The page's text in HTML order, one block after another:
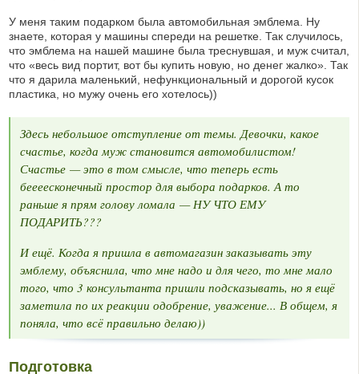
У меня таким подарком была автомобильная эмблема. Ну
знаете, которая у машины спереди на решетке. Так случилось,
что эмблема на нашей машине была треснувшая, и муж считал,
что «весь вид портит, вот бы купить новую, но денег жалко». Так
что я дарила маленький, нефункциональный и дорогой кусок
пластика, но мужу очень его хотелось))
Здесь небольшое отступление от темы. Девочки, какое
счастье, когда муж становится автомобилистом!
Счастье — это в том смысле, что теперь есть
беееесконечный простор для выбора подарков. А то
раньше я прям голову ломала — НУ ЧТО ЕМУ
ПОДАРИТЬ???
И ещё. Когда я пришла в автомагазин заказывать эту
эмблему, объяснила, что мне надо и для чего, то мне мало
того, что 3 консультанта пришли подсказывать, но я ещё
заметила по их реакции одобрение, уважение... В общем, я
поняла, что всё правильно делаю))
Подготовка